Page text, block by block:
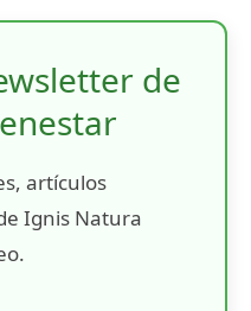
de
artículos
Ignis Natura